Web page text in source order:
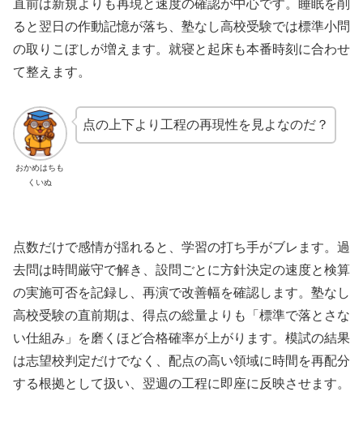
直前は新規よりも再現と速度の確認が中心です。睡眠を削
ると翌日の作動記憶が落ち、塾なし高校受験では標準小問
の取りこぼしが増えます。就寝と起床も本番時刻に合わせ
て整えます。
おかめはちも
くいぬ
点の上下より工程の再現性を見よなのだ？
点数だけで感情が揺れると、学習の打ち手がブレます。過
去問は時間厳守で解き、設問ごとに方針決定の速度と検算
の実施可否を記録し、再演で改善幅を確認します。塾なし
高校受験の直前期は、得点の総量よりも「標準で落とさな
い仕組み」を磨くほど合格確率が上がります。模試の結果
は志望校判定だけでなく、配点の高い領域に時間を再配分
する根拠として扱い、翌週の工程に即座に反映させます。